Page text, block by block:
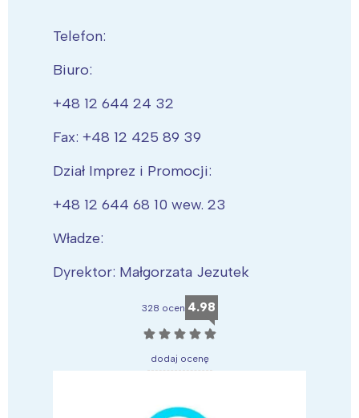
Telefon:
Biuro:
+48 12 644 24 32
Fax: +48 12 425 89 39
Dział Imprez i Promocji:
+48 12 644 68 10 wew. 23
Władze:
Dyrektor: Małgorzata Jezutek
328 ocen 4.98
☆ ☆ ☆ ☆ ☆
dodaj ocenę